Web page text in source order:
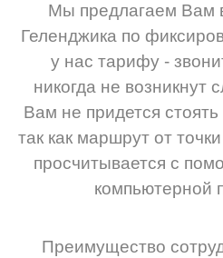
Мы предлагаем Вам
Геленджика по
у нас тарифу -
никогда не возникнут
Вам не придется
так как маршрут от
просчитывается с
компьютерной
Преимущество